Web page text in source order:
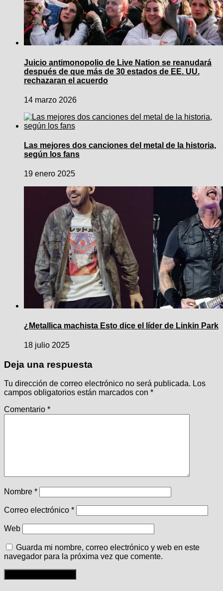
Juicio antimonopolio de Live Nation se reanudará
después de que más de 30 estados de EE. UU.
rechazaran el acuerdo
14 marzo 2026
Las mejores dos canciones del metal de la historia,
según los fans
19 enero 2025
¿Metallica machista Esto dice el líder de Linkin Park
18 julio 2025
Deja una respuesta
Tu dirección de correo electrónico no será publicada. Los
campos obligatorios están marcados con *
Comentario *
Nombre *
Correo electrónico *
Web
Guarda mi nombre, correo electrónico y web en este
navegador para la próxima vez que comente.